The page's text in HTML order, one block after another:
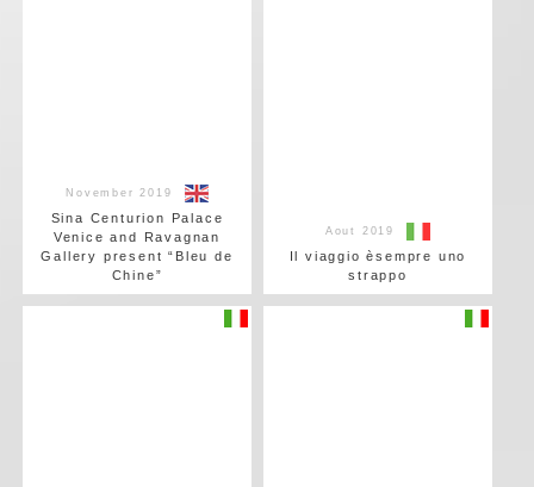
November 2019
Sina Centurion Palace
Venice and Ravagnan
Gallery present “Bleu de
Chine”
Aout 2019
Il viaggio èsempre uno
strappo